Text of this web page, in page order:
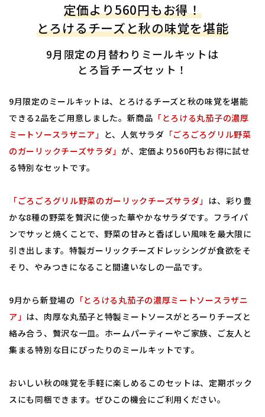
定価より560円もお得！
とろけるチーズと秋の味覚を堪能
9月限定の月替わりミールキットは
とろ旨チーズセット！
9月限定のミールキットは、とろけるチーズと秋の味覚を堪能
できる2品をご用意しました。新商品 「とろける丸茄子の濃厚
ミートソースラザニア」 と、人気サラダ 「ごろごろグリル野菜
のガーリックチーズサラダ」が、定価より560円もお得に試せ
る特別なセットです。
「ごろごろグリル野菜のガーリックチーズサラダ」 は、彩り豊
かな8種の野菜を贅沢に使った華やかなサラダです。フライパ
ンでサッと焼くことで、野菜の甘みと香ばしい風味を最大限に
引き出します。特製ガーリックチーズドレッシングが食欲をそ
そり、やみつきになること間違いなしの一品です。
9月から新登場の 「とろける丸茄子の濃厚ミートソースラザニ
ア」 は、肉厚な丸茄子と特製ミートソースがとろーりチーズと
絡み合う、贅沢な一皿。ホームパーティーやご家族、ご友人と
集まる特別な日にぴったりのミールキットです。
おいしい秋の味覚を手軽に楽しめるこのセットは、定期ボック
スにも同梱できます。ぜひこの機会にご利用ください。